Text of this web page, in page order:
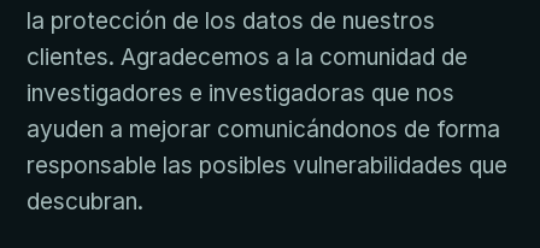
la protección de los datos de nuestros
clientes. Agradecemos a la comunidad de
investigadores e investigadoras que nos
ayuden a mejorar comunicándonos de forma
responsable las posibles vulnerabilidades que
descubran.